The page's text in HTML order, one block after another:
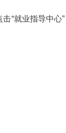
就业指导中心